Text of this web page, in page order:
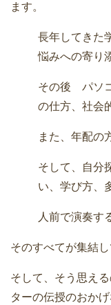
ます。
長年してきた
悩みへの寄り
その後 パソ
の仕方、社会
また、年配の
そして、自分
い、学び方、
人前で演奏す
そのすべてが集結
そして、そう思え
ターの伝授のおか